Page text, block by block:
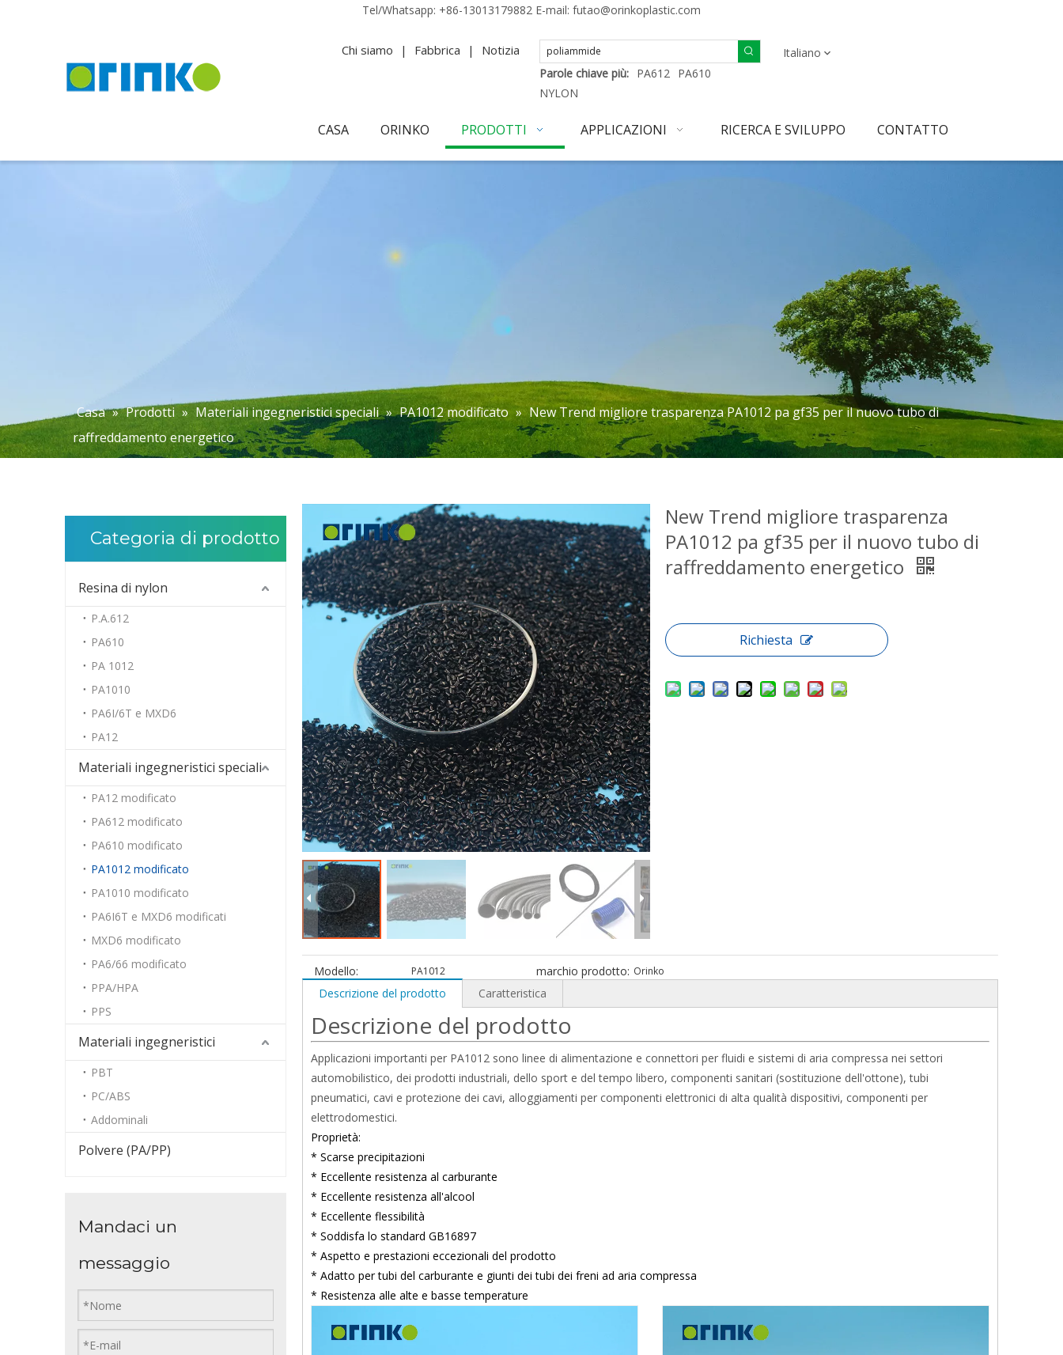
Tel/Whatsapp: +86-13013179882 E-mail: futao@orinkoplastic.com
Chi siamo | Fabbrica | Notizia
Parole chiave più: PA612 PA610
NYLON
Italiano
CASA ORINKO PRODOTTI APPLICAZIONI RICERCA E SVILUPPO CONTATTO
Casa » Prodotti » Materiali ingegneristici speciali » PA1012 modificato » New Trend migliore trasparenza PA1012 pa gf35 per il nuovo tubo di
raffreddamento energetico
Categoria di prodotto
Resina di nylon
P.A.612
PA610
PA 1012
PA1010
PA6I/6T e MXD6
PA12
Materiali ingegneristici speciali
PA12 modificato
PA612 modificato
PA610 modificato
PA1012 modificato
PA1010 modificato
PA6I6T e MXD6 modificati
MXD6 modificato
PA6/66 modificato
PPA/HPA
PPS
Materiali ingegneristici
PBT
PC/ABS
Addominali
Polvere (PA/PP)
Mandaci un
messaggio
New Trend migliore trasparenza
PA1012 pa gf35 per il nuovo tubo di
raffreddamento energetico
Richiesta
Modello: PA1012 marchio prodotto: Orinko
Descrizione del prodotto Caratteristica
Descrizione del prodotto
Applicazioni importanti per PA1012 sono linee di alimentazione e connettori per fluidi e sistemi di aria compressa nei settori
automobilistico, dei prodotti industriali, dello sport e del tempo libero, componenti sanitari (sostituzione dell'ottone), tubi
pneumatici, cavi e protezione dei cavi, alloggiamenti per componenti elettronici di alta qualità dispositivi, componenti per
elettrodomestici.
Proprietà:
* Scarse precipitazioni
* Eccellente resistenza al carburante
* Eccellente resistenza all'alcool
* Eccellente flessibilità
* Soddisfa lo standard GB16897
* Aspetto e prestazioni eccezionali del prodotto
* Adatto per tubi del carburante e giunti dei tubi dei freni ad aria compressa
* Resistenza alle alte e basse temperature